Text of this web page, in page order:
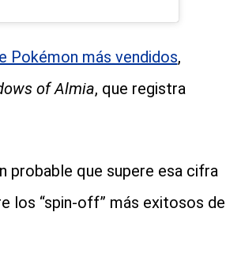
Pokémon más vendidos,
of Almia, que registra
probable que supere esa cifra
los “spin-off” más exitosos de